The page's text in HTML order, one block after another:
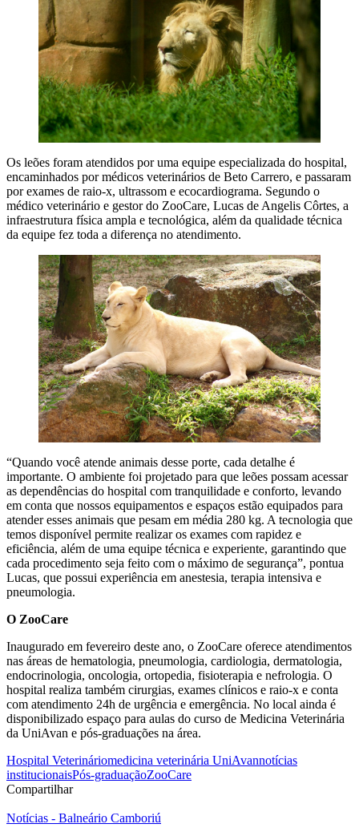
Os leões foram atendidos por uma equipe especializada do hospital,
encaminhados por médicos veterinários de Beto Carrero, e passaram
por exames de raio-x, ultrassom e ecocardiograma. Segundo o
médico veterinário e gestor do ZooCare, Lucas de Angelis Côrtes, a
infraestrutura física ampla e tecnológica, além da qualidade técnica
da equipe fez toda a diferença no atendimento.
“Quando você atende animais desse porte, cada detalhe é
importante. O ambiente foi projetado para que leões possam acessar
as dependências do hospital com tranquilidade e conforto, levando
em conta que nossos equipamentos e espaços estão equipados para
atender esses animais que pesam em média 280 kg. A tecnologia que
temos disponível permite realizar os exames com rapidez e
eficiência, além de uma equipe técnica e experiente, garantindo que
cada procedimento seja feito com o máximo de segurança”, pontua
Lucas, que possui experiência em anestesia, terapia intensiva e
pneumologia.
O ZooCare
Inaugurado em fevereiro deste ano, o ZooCare oferece atendimentos
nas áreas de hematologia, pneumologia, cardiologia, dermatologia,
endocrinologia, oncologia, ortopedia, fisioterapia e nefrologia. O
hospital realiza também cirurgias, exames clínicos e raio-x e conta
com atendimento 24h de urgência e emergência. No local ainda é
disponibilizado espaço para aulas do curso de Medicina Veterinária
da UniAvan e pós-graduações na área.
Hospital Veterináriomedicina veterinária UniAvannotícias
institucionaisPós-graduaçãoZooCare
Compartilhar
Notícias - Balneário Camboriú